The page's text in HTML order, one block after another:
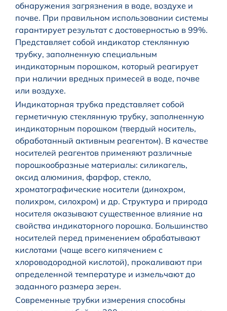
обнаружения загрязнения в воде, воздухе и
почве. При правильном использовании системы
гарантирует результат с достоверностью в 99%.
Представляет собой индикатор стеклянную
трубку, заполненную специальным
индикаторным порошком, который реагирует
при наличии вредных примесей в воде, почве
или воздухе.
Индикаторная трубка представляет собой
герметичную стеклянную трубку, заполненную
индикаторным порошком (твердый носитель,
обработанный активным реагентом). В качестве
носителей реагентов применяют различные
порошкообразные материалы: силикагель,
оксид алюминия, фарфор, стекло,
хроматографические носители (динохром,
полихром, силохром) и др. Структура и природа
носителя оказывают существенное влияние на
свойства индикаторного порошка. Большинство
носителей перед применением обрабатывают
кислотами (чаще всего кипячением с
хлороводородной кислотой), прокаливают при
определенной температуре и измельчают до
заданного размера зерен.
Современные трубки измерения способны